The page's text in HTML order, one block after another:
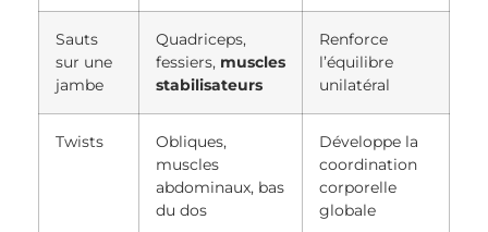
Sauts
sur une
jambe
Quadriceps,
fessiers, muscles
stabilisateurs
Renforce
l’équilibre
unilatéral
Twists
Obliques,
muscles
abdominaux, bas
du dos
Développe la
coordination
corporelle
globale